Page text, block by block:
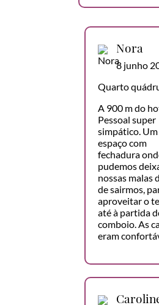
Nora
8 junho
Quarto
A 900 m do
Pessoal super
simpático. Um
espaço com
fechadura
pudemos
nossas malas
de sairmos,
aproveitar o
até à partida
comboio. As
eram